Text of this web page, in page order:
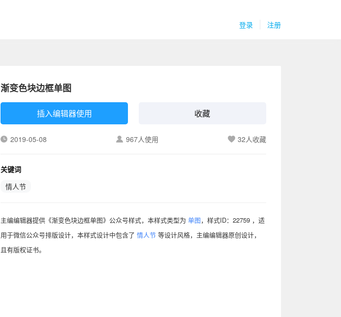
登录 注册
渐变色块边框单图
插入编辑器使用 收藏
2019-05-08 967人使用 32人收藏
关键词
情人节
主编编辑器提供《渐变色块边框单图》公众号样式，本样式类型为 单图，样式ID：22759 ，适
用于微信公众号排版设计，本样式设计中包含了 情人节 等设计风格，主编编辑器原创设计，
且有版权证书。